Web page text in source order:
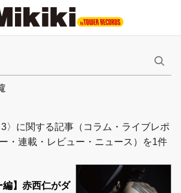
〉に関する記事（コラム・ライブレポ
・連載・レビュー・ニュース）を1件
編】赤西仁がダ